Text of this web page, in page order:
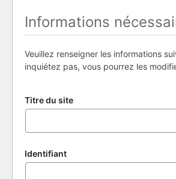
Informations
Veuillez renseigner les informations
inquiétez pas, vous pourrez les
Titre du site
Identifiant